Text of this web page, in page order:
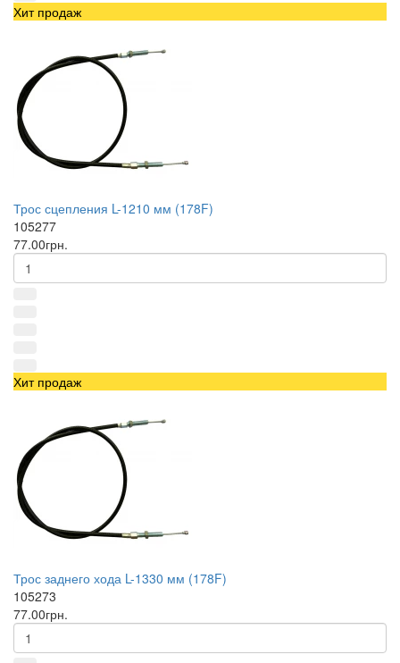
Хит продаж
Трос сцепления L-1210 мм (178F)
105277
77.00грн.
Хит продаж
Трос заднего хода L-1330 мм (178F)
105273
77.00грн.